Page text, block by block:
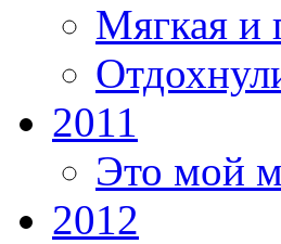
Мягкая и
2011
Это мой
2012